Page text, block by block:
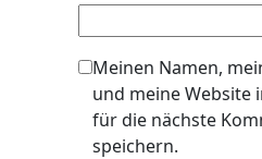
Meinen Namen,
und meine Website
für die nächste
speichern.